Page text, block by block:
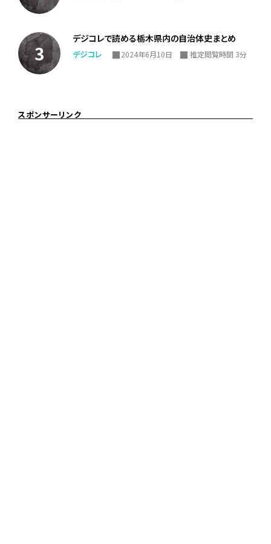
デジコレで読める栃木県内の自治体史まとめ
デジコレ 2024年6月10日 推定閲覧時間 3分
スポンサーリンク